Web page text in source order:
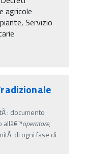
agricole
Servizio
: documento
allâ€™operatore,
di ogni fase di